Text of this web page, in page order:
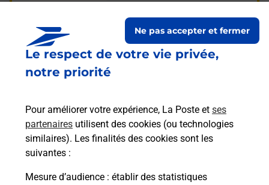
Le respect de votre vie privée,
notre priorité
Pour améliorer votre expérience, La Poste et ses
partenaires utilisent des cookies (ou technologies
similaires). Les finalités des cookies sont les
suivantes :
Mesure d’audience : établir des statistiques
Ne pas accepter et fermer
Questions fréquemment
posées
La téléassistance classique avec
médaillon d’alarme qu’est ce que
c’est ?